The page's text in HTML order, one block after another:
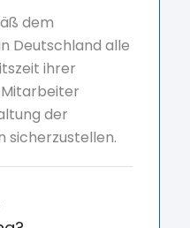
dem
Deutschland alle
ihrer
der
sicherzustellen.